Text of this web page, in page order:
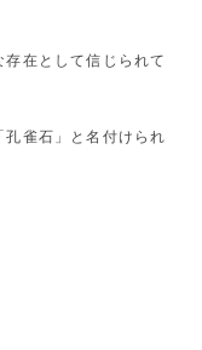
在として信じられて
雀石」と名付けられ